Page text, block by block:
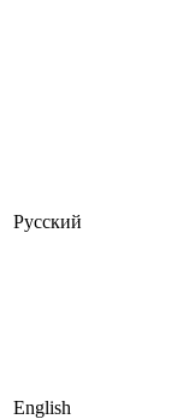
Русский
English